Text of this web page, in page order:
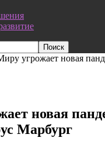
угрожает новая
новая
Марбург